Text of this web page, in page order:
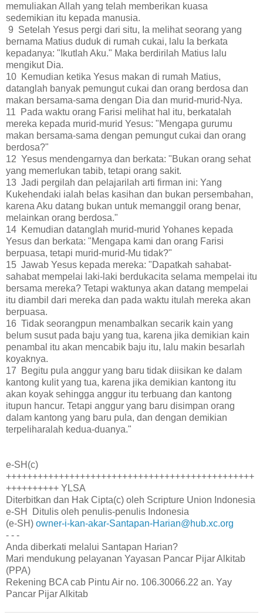
memuliakan Allah yang telah memberikan kuasa
sedemikian itu kepada manusia.
9 Setelah Yesus pergi dari situ, Ia melihat seorang yang
bernama Matius duduk di rumah cukai, lalu Ia berkata
kepadanya: "Ikutlah Aku." Maka berdirilah Matius lalu
mengikut Dia.
10 Kemudian ketika Yesus makan di rumah Matius,
datanglah banyak pemungut cukai dan orang berdosa dan
makan bersama-sama dengan Dia dan murid-murid-Nya.
11 Pada waktu orang Farisi melihat hal itu, berkatalah
mereka kepada murid-murid Yesus: "Mengapa gurumu
makan bersama-sama dengan pemungut cukai dan orang
berdosa?"
12 Yesus mendengarnya dan berkata: "Bukan orang sehat
yang memerlukan tabib, tetapi orang sakit.
13 Jadi pergilah dan pelajarilah arti firman ini: Yang
Kukehendaki ialah belas kasihan dan bukan persembahan,
karena Aku datang bukan untuk memanggil orang benar,
melainkan orang berdosa."
14 Kemudian datanglah murid-murid Yohanes kepada
Yesus dan berkata: "Mengapa kami dan orang Farisi
berpuasa, tetapi murid-murid-Mu tidak?"
15 Jawab Yesus kepada mereka: "Dapatkah sahabat-
sahabat mempelai laki-laki berdukacita selama mempelai itu
bersama mereka? Tetapi waktunya akan datang mempelai
itu diambil dari mereka dan pada waktu itulah mereka akan
berpuasa.
16 Tidak seorangpun menambalkan secarik kain yang
belum susut pada baju yang tua, karena jika demikian kain
penambal itu akan mencabik baju itu, lalu makin besarlah
koyaknya.
17 Begitu pula anggur yang baru tidak diisikan ke dalam
kantong kulit yang tua, karena jika demikian kantong itu
akan koyak sehingga anggur itu terbuang dan kantong
itupun hancur. Tetapi anggur yang baru disimpan orang
dalam kantong yang baru pula, dan dengan demikian
terpeliharalah kedua-duanya."
e-SH(c)
+++++++++++++++++++++++++++++++++++++++++++++++
++++++++++ YLSA
Diterbitkan dan Hak Cipta(c) oleh Scripture Union Indonesia
e-SH Ditulis oleh penulis-penulis Indonesia
(e-SH) owner-i-kan-akar-Santapan-Harian@hub.xc.org
- - -
Anda diberkati melalui Santapan Harian?
Mari mendukung pelayanan Yayasan Pancar Pijar Alkitab
(PPA)
Rekening BCA cab Pintu Air no. 106.30066.22 an. Yay
Pancar Pijar Alkitab